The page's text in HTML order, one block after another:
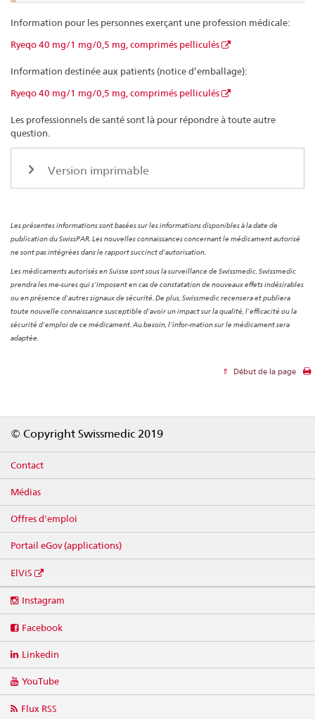
Information pour les personnes exerçant une profession médicale:
Ryeqo 40 mg/1 mg/0,5 mg, comprimés pelliculés
Information destinée aux patients (notice d’emballage):
Ryeqo 40 mg/1 mg/0,5 mg, comprimés pelliculés
Les professionnels de santé sont là pour répondre à toute autre
question.
Version imprimable
Les présentes informations sont basées sur les informations disponibles à la date de
publication du SwissPAR. Les nouvelles connaissances concernant le médicament autorisé
ne sont pas intégrées dans le rapport succinct d’autorisation.
Les médicaments autorisés en Suisse sont sous la surveillance de Swissmedic. Swissmedic
prendra les me-sures qui s’imposent en cas de constatation de nouveaux effets indésirables
ou en présence d’autres signaux de sécurité. De plus, Swissmedic recensera et publiera
toute nouvelle connaissance susceptible d’avoir un impact sur la qualité, l’efficacité ou la
sécurité d’emploi de ce médicament. Au besoin, l’infor-mation sur le médicament sera
adaptée.
Début de la page
© Copyright Swissmedic 2019
Contact
Médias
Offres d'emploi
Portail eGov (applications)
ElViS
media
Instagram
Facebook
Linkedin
YouTube
Flux RSS